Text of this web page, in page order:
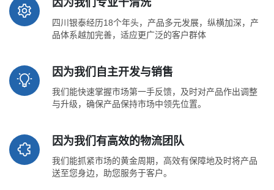
因为我们专业干清洗
四川银泰经历18个年头，产品多元发展，纵横加深，产
品体系越加完善，适应更广泛的客户群体
因为我们自主开发与销售
我们能快速掌握市场第一手反馈，及时对产品作出调整
与升级，确保产品保持市场中领先位置。
因为我们有高效的物流团队
我们能抓紧市场的黄金周期，高效有保障地及时将产品
送至您身边，助您服务于客户。